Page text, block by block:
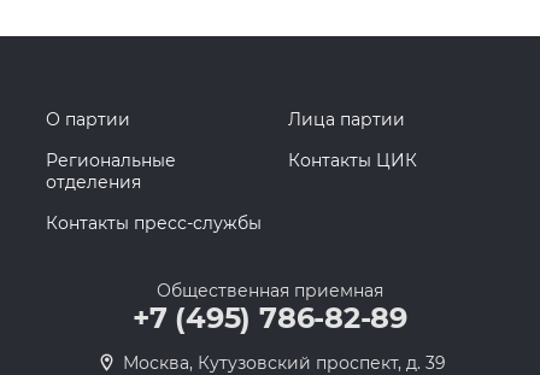
О партии
Лица партии
Региональные
отделения
Контакты ЦИК
Контакты пресс-службы
Общественная приемная
+7 (495) 786-82-89
Москва, Кутузовский проспект, д. 39